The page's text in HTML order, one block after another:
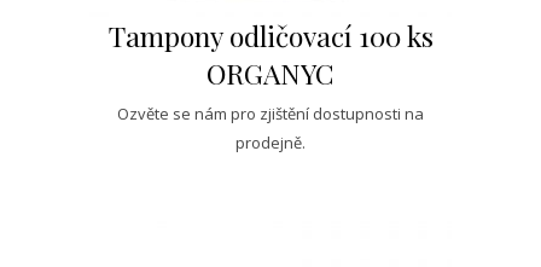
Tampony odličovací 100 ks
ORGANYC
Ozvěte se nám pro zjištění dostupnosti na
prodejně.